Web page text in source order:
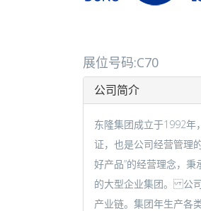
展位号码:C70
公司简介
东隆集团成立于1992年
证，也是公司经营管理
好产品”的经营理念，
的大型企业集团。 公司
产业链。集团年生产各